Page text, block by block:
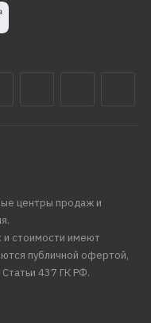
центры продаж и
и стоимости имеют
публичной офертой,
437 ГК РФ.